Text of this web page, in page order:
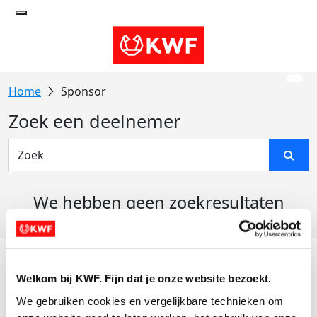
Welkom bij KWF. Fijn dat je onze website bezoekt.
We gebruiken cookies en vergelijkbare technieken om
Sponsor
Zoek een deelnemer
We hebben geen zoekresultaten
Actiematerialen
Evenementen